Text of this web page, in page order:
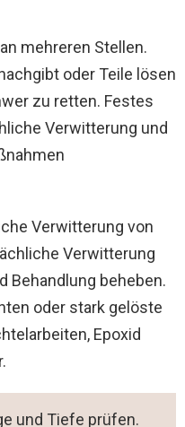
mehreren Stellen.
oder Teile lösen
zu retten. Festes
Verwitterung und
Verwitterung von
Verwitterung
Behandlung beheben.
oder stark gelöste
Epoxid
und Tiefe prüfen.